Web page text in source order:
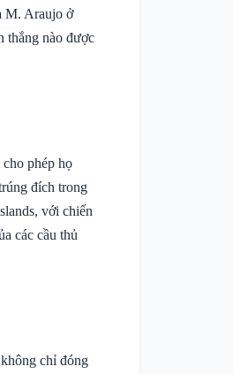
M. Araujo ở
thắng nào được
phép họ
đích trong
với chiến
các cầu thủ
chỉ đóng